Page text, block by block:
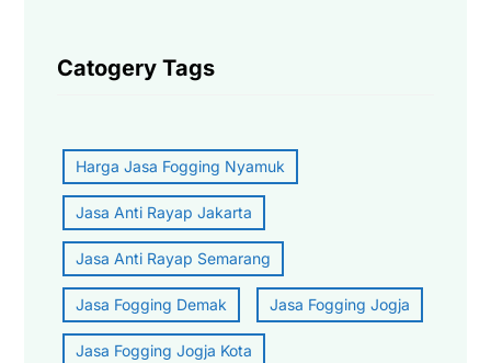
Catogery Tags
Harga Jasa Fogging Nyamuk
Jasa Anti Rayap Jakarta
Jasa Anti Rayap Semarang
Jasa Fogging Demak Jasa Fogging Jogja
Jasa Fogging Jogja Kota